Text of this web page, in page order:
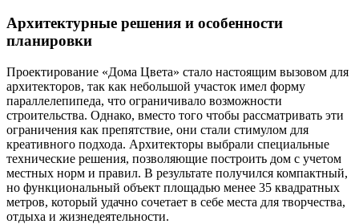
Архитектурные решения и особенности
планировки
Проектирование «Дома Цвета» стало настоящим вызовом для
архитекторов, так как небольшой участок имел форму
параллелепипеда, что ограничивало возможности
строительства. Однако, вместо того чтобы рассматривать эти
ограничения как препятствие, они стали стимулом для
креативного подхода. Архитекторы выбрали специальные
технические решения, позволяющие построить дом с учетом
местных норм и правил. В результате получился компактный,
но функциональный объект площадью менее 35 квадратных
метров, который удачно сочетает в себе места для творчества,
отдыха и жизнедеятельности.